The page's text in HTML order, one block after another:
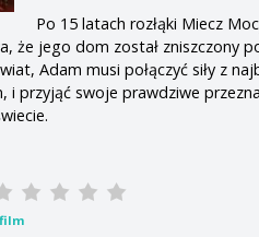
Po 15 latach rozłąki Miecz
że ​​jego dom został zniszczony
Adam musi połączyć siły z
i przyjąć swoje prawdziwe